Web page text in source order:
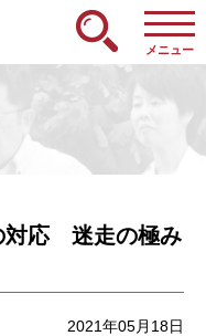
メニュー
対応 迷走の極み
2021年05月18日